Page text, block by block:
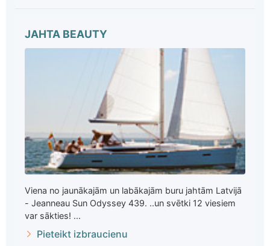
JAHTA BEAUTY
Viena no jaunākajām un labākajām buru jahtām Latvijā
- Jeanneau Sun Odyssey 439. ..un svētki 12 viesiem
var sākties! ...
Pieteikt izbraucienu